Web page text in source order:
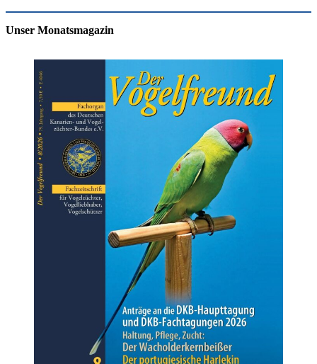
Unser Monatsmagazin